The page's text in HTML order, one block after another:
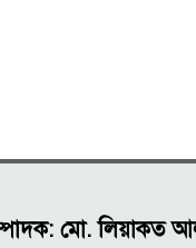
মো. লিয়াকত